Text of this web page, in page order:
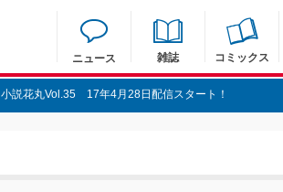
ニュース 雑誌 コミックス
小説花丸Vol.35 17年4月28日配信スタート！